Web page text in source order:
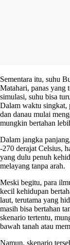
Sementara itu, suhu
Matahari, panas yang
simulasi, suhu bisa
Dalam waktu singkat,
dan danau mulai
mungkin bertahan
Dalam jangka
-270 derajat Celsius,
yang dulu penuh
melayang tanpa arah.
Meski begitu, para
kecil kehidupan
laut, terutama yang
masih bisa bertahan
skenario tertentu,
bawah tanah atau
Namun, skenario